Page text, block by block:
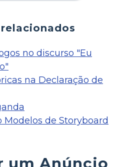
no discurso "Eu
na Declaração de
Modelos de Storyboard
um Anúncio